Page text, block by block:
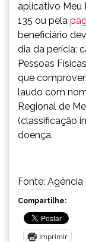
aplicativo Meu
135 ou pela
beneficiário
dia da perícia:
Pessoas
que
laudo com
Regional de
(classificação
doença.
Fonte: Agência
Compartilhe:
Imprimir